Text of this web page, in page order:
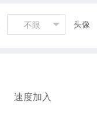
不限 头像
速度加入